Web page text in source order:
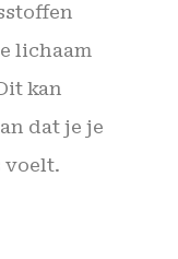
lichaam
kan
dat je je
voelt.